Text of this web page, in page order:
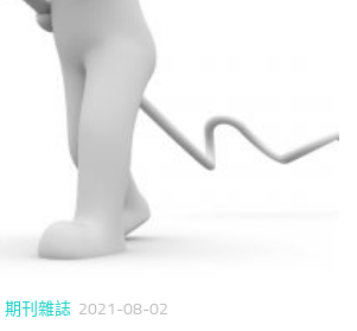
期刊雜誌 2021-08-02